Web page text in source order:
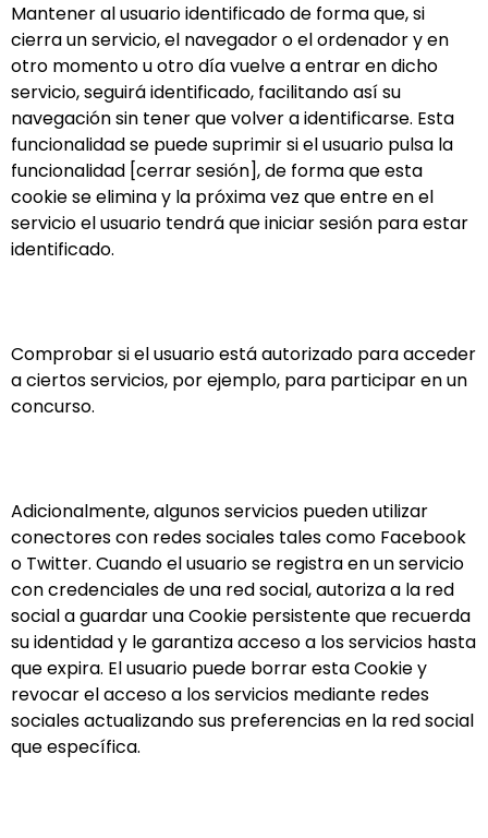
Mantener al usuario identificado de forma que, si
cierra un servicio, el navegador o el ordenador y en
otro momento u otro día vuelve a entrar en dicho
servicio, seguirá identificado, facilitando así su
navegación sin tener que volver a identificarse. Esta
funcionalidad se puede suprimir si el usuario pulsa la
funcionalidad [cerrar sesión], de forma que esta
cookie se elimina y la próxima vez que entre en el
servicio el usuario tendrá que iniciar sesión para estar
identificado.
Comprobar si el usuario está autorizado para acceder
a ciertos servicios, por ejemplo, para participar en un
concurso.
Adicionalmente, algunos servicios pueden utilizar
conectores con redes sociales tales como Facebook
o Twitter. Cuando el usuario se registra en un servicio
con credenciales de una red social, autoriza a la red
social a guardar una Cookie persistente que recuerda
su identidad y le garantiza acceso a los servicios hasta
que expira. El usuario puede borrar esta Cookie y
revocar el acceso a los servicios mediante redes
sociales actualizando sus preferencias en la red social
que específica.